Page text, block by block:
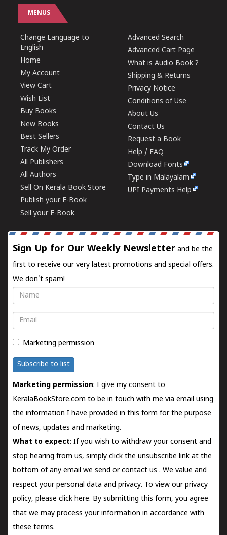
MENUS
Change Language to
English
Home
My Account
View Cart
Wish List
Buy Books
New Books
Best Sellers
Track My Order
All Publishers
All Authors
Sell On Kerala Book Store
Publish your E-Book
Sell your E-Book
Advanced Search
Advanced Cart Page
What is Audio Book ?
Shipping & Returns
Privacy Notice
Conditions of Use
About Us
Contact Us
Request a Book
Help / FAQ
Download Fonts
Type in Malayalam
UPI Payments Help
Sign Up for Our Weekly Newsletter and be the
first to receive our very latest promotions and special offers.
We don't spam!
Name
Email
Marketing permission
Subscribe to list
Marketing permission: I give my consent to
KeralaBookStore.com to be in touch with me via email using
the information I have provided in this form for the purpose
of news, updates and marketing.
What to expect: If you wish to withdraw your consent and
stop hearing from us, simply click the unsubscribe link at the
bottom of any email we send orcontact us . We value and
respect your personal data and privacy. To view our privacy
policy, please click here. By submitting this form, you agree
that we may process your information in accordance with
these terms.